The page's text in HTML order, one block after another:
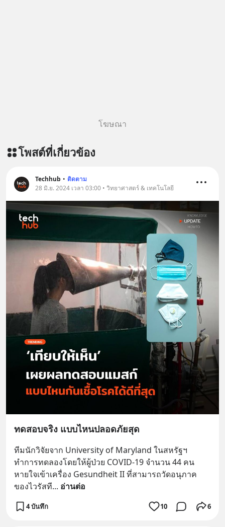
อัพเดททุกวันผ่าน Line OA ด.ดล Blog
สนับสนุนโดย 📣
เครียด หลับยาก ผมอยากแนะนำ
ผลิตภัณฑ์เสริมอาหาร Diip CBD ช่วย
บรรเทาความเครียด ลดความวิตกกังวล
เพิ่มการผ่อนคลาย ซึ่งช่วยให้การนอน
หลับมีประสิทธิภาพมากยิ่งขึ้น 📍 สนใจ
สั่งซื้อสินค้า Diip CBD 💬 LINE :
@diipgeek 🔗 หรือกดลิงก์
https://lin.ee/U91Fzyz
โฆษณา
โพสต์ที่เกี่ยวข้อง
Techhub • ติดตาม
28 มิ.ย. 2024 เวลา 03:00 • วิทยาศาสตร์ & เทคโนโลยี
ทดสอบจริง แบบไหนปลอดภัยสุด
ทีมนักวิจัยจาก University of Maryland ในสหรัฐฯ
ทำการทดลองโดยให้ผู้ป่วย COVID-19 จำนวน 44 คน
หายใจเข้าเครื่อง Gesundheit II ที่สามารถวัดอนุภาค
ของไวรัสที... อ่านต่อ
4 บันทึก 10 6